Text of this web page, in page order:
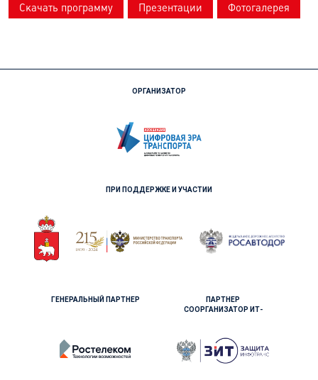
Скачать программу Презентации Фотогалерея
ОРГАНИЗАТОР
ПРИ ПОДДЕРЖКЕ И УЧАСТИИ
ГЕНЕРАЛЬНЫЙ ПАРТНЕР
ПАРТНЕР
СООРГАНИЗАТОР ИТ-